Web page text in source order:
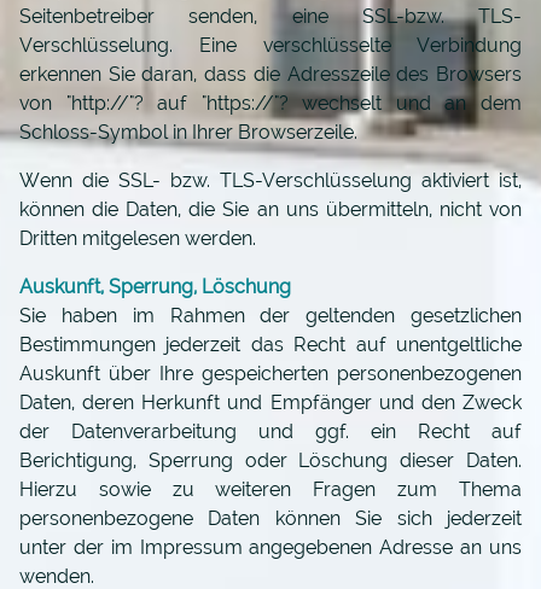
Seitenbetreiber senden, eine SSL-bzw. TLS-
Verschlüsselung. Eine verschlüsselte Verbindung
erkennen Sie daran, dass die Adresszeile des Browsers
von "http://"? auf "https://"? wechselt und an dem
Schloss-Symbol in Ihrer Browserzeile.
Wenn die SSL- bzw. TLS-Verschlüsselung aktiviert ist,
können die Daten, die Sie an uns übermitteln, nicht von
Dritten mitgelesen werden.
Auskunft, Sperrung, Löschung
Sie haben im Rahmen der geltenden gesetzlichen
Bestimmungen jederzeit das Recht auf unentgeltliche
Auskunft über Ihre gespeicherten personenbezogenen
Daten, deren Herkunft und Empfänger und den Zweck
der Datenverarbeitung und ggf. ein Recht auf
Berichtigung, Sperrung oder Löschung dieser Daten.
Hierzu sowie zu weiteren Fragen zum Thema
personenbezogene Daten können Sie sich jederzeit
unter der im Impressum angegebenen Adresse an uns
wenden.